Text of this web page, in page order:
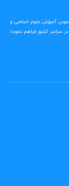
آموزش علوم اسلامی و
سراسر کشور فراهم نموده